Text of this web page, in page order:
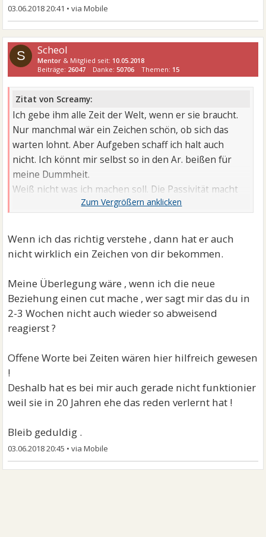
03.06.2018 20:41 •
S Scheol
Mentor & Mitglied seit: 10.05.2018
Beiträge: 26047 Danke:50706 Themen: 15
Zitat von Screamy:
Ich gebe ihm alle Zeit der Welt, wenn er sie braucht.
Nur manchmal wär ein Zeichen schön, ob sich das
warten lohnt. Aber Aufgeben schaff ich halt auch
nicht. Ich könnt mir selbst so in den Ar. beißen für
meine Dummheit.
Weiß nicht was ich machen soll. Die Passivität macht
mich wahnsinnig. Bin einfach traurig.
Wenn ich das richtig verstehe , dann hat er auch
nicht wirklich ein Zeichen von dir bekommen.
Meine Überlegung wäre , wenn ich die neue
Beziehung einen cut mache , wer sagt mir das du in
2-3 Wochen nicht auch wieder so abweisend
reagierst ?
Offene Worte bei Zeiten wären hier hilfreich gewesen
!
Deshalb hat es bei mir auch gerade nicht funktionier
weil sie in 20 Jahren ehe das reden verlernt hat !
Bleib geduldig .
03.06.2018 20:45 •